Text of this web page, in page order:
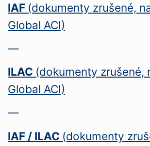
IAF (dokumenty zrušené,
Global ACI)
—
ILAC (dokumenty zrušené,
Global ACI)
—
IAF / ILAC (dokumenty